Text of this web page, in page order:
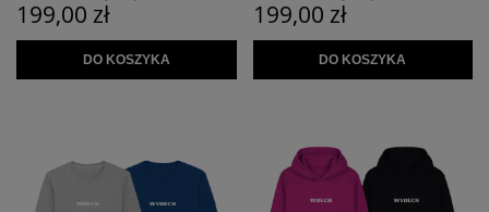
199,00 zł
DO KOSZYKA
199,00 zł
DO KOSZYKA